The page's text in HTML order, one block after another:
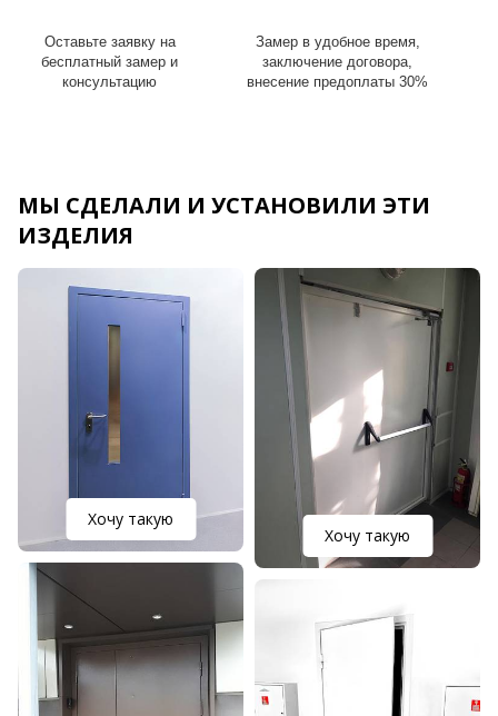
Оставьте заявку на
бесплатный замер и
консультацию
Замер в удобное время,
заключение договора,
внесение предоплаты 30%
МЫ СДЕЛАЛИ И УСТАНОВИЛИ ЭТИ
ИЗДЕЛИЯ
Хочу такую
Хочу такую